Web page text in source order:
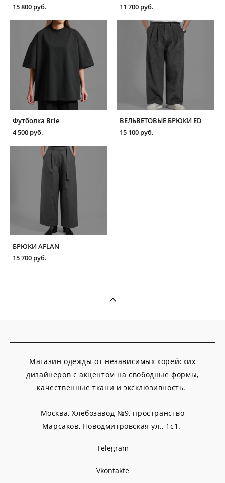
15 800 pуб.
11 700 pуб.
Футболка Brie
4 500 pуб.
ВЕЛЬВЕТОВЫЕ БРЮКИ ED
15 100 pуб.
БРЮКИ AFLAN
15 700 pуб.
Магазин одежды от независимых корейских
дизайнеров с акцентом на свободные формы,
качественные ткани и эксклюзивность.
Москва, Хлебозавод №9, пространство
Марсаков, Новодмитровская ул., 1с1.
Telegram
Vkontakte